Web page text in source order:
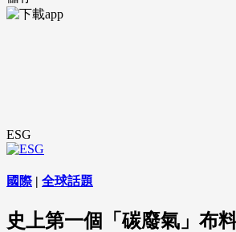
ESG
國際| 全球話題
史上第一個「碳廢氣」布